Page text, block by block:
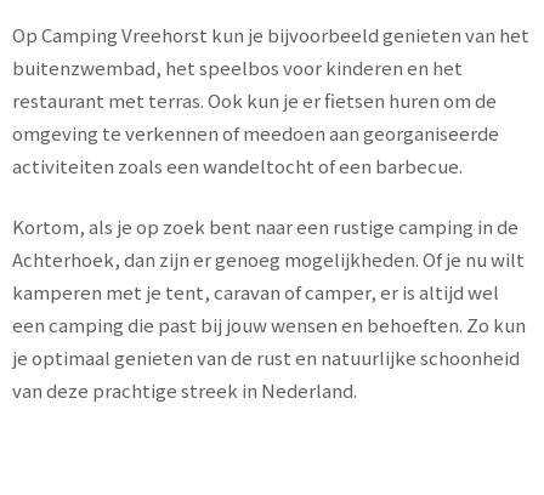
Op Camping Vreehorst kun je bijvoorbeeld genieten van het
buitenzwembad, het speelbos voor kinderen en het
restaurant met terras. Ook kun je er fietsen huren om de
omgeving te verkennen of meedoen aan georganiseerde
activiteiten zoals een wandeltocht of een barbecue.
Kortom, als je op zoek bent naar een rustige camping in de
Achterhoek, dan zijn er genoeg mogelijkheden. Of je nu wilt
kamperen met je tent, caravan of camper, er is altijd wel
een camping die past bij jouw wensen en behoeften. Zo kun
je optimaal genieten van de rust en natuurlijke schoonheid
van deze prachtige streek in Nederland.